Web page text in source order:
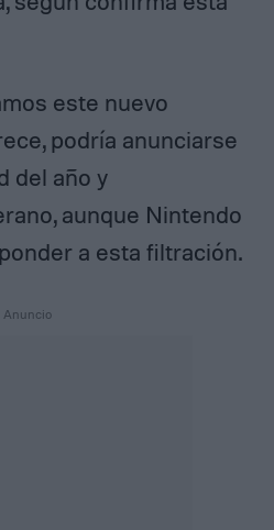
este nuevo
podría anunciarse
del año y
aunque Nintendo
a esta filtración.